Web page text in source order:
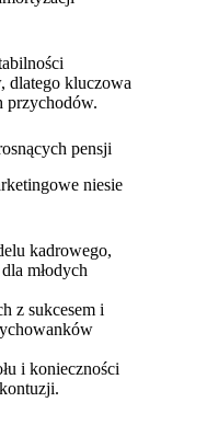
dlatego kluczowa
przychodów.
pensji
niesie
kadrowego,
młodych
z sukcesem i
i konieczności